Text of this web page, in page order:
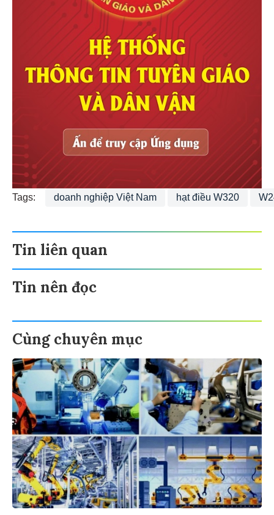
Tags: doanh nghiệp Việt Nam hạt điều W320
Tin liên quan
Tin nên đọc
Cùng chuyên mục